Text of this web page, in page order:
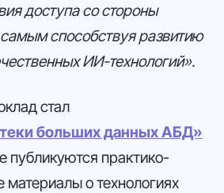
доступа со стороны
способствуя развитию
ИИ-технологий».
стал
больших данных АБД»
практико-
о технологиях